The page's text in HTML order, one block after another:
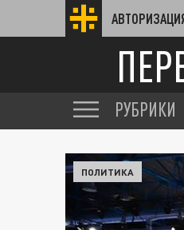
РУБРИКИ
ПОЛИТИКА